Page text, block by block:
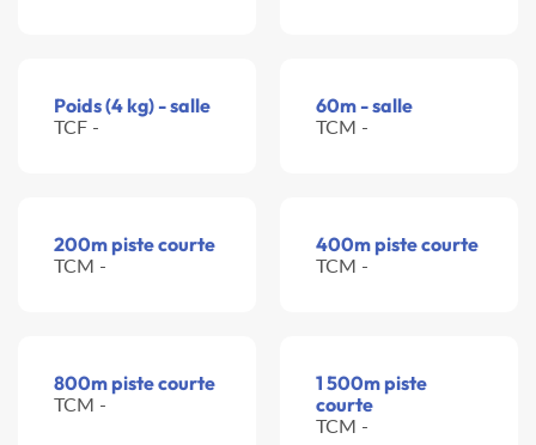
Poids (4 kg) - salle
TCF -
60m - salle
TCM -
200m piste courte
TCM -
400m piste courte
TCM -
800m piste courte
TCM -
1 500m piste
courte
TCM -